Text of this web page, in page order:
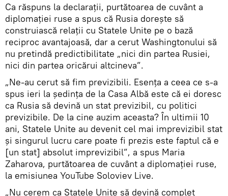
Ca răspuns la declarații, purtătoarea de cuvânt a
diplomației ruse a spus că Rusia dorește să
construiască relații cu Statele Unite pe o bază
reciproc avantajoasă, dar a cerut Washingtonului să
nu pretindă predictibilitate „nici din partea Rusiei,
nici din partea oricărui altcineva”.
„Ne-au cerut să fim previzibili. Esenţa a ceea ce s-a
spus ieri la ședința de la Casa Albă este că ei doresc
ca Rusia să devină un stat previzibil, cu politici
previzibile. De la cine auzim aceasta? În ultimii 10
ani, Statele Unite au devenit cel mai imprevizibil stat
și singurul lucru care poate fi prezis este faptul că e
[un stat] absolut imprevizibil”, a spus Maria
Zaharova, purtătoarea de cuvânt a diplomației ruse,
la emisiunea YouTube Soloviev Live.
„Nu cerem ca Statele Unite să devină complet